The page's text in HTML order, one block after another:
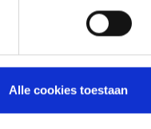
Alle cookies toestaan